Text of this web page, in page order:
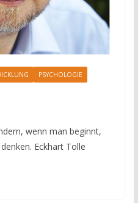
PSYCHOLOGIE
wenn man beginnt,
Eckhart Tolle